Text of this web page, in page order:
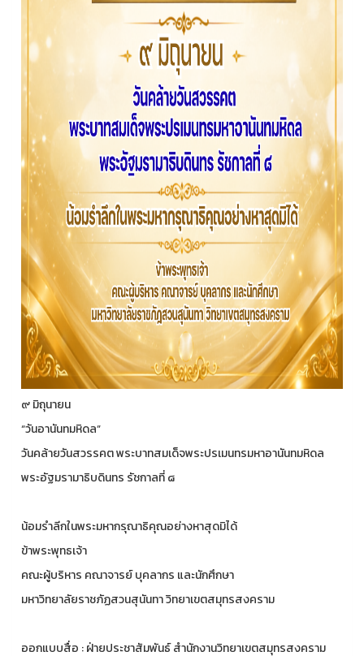
๙ มิถุนายน
“วันอานันทมหิดล”
วันคล้ายวันสวรรคต พระบาทสมเด็จพระปรเมนทรมหาอานันทมหิดล
พระอัฐมรามาธิบดินทร รัชกาลที่ ๘
น้อมรำลีกในพระมหากรุณาธิคุณอย่างหาสุดมิได้
ข้าพระพุทธเจ้า
คณะผู้บริหาร คณาจารย์ บุคลากร และนักศึกษา
มหาวิทยาลัยราชภัฏสวนสุนันทา วิทยาเขตสมุทรสงคราม
ออกแบบสื่อ : ฝ่ายประชาสัมพันธ์ สำนักงานวิทยาเขตสมุทรสงคราม